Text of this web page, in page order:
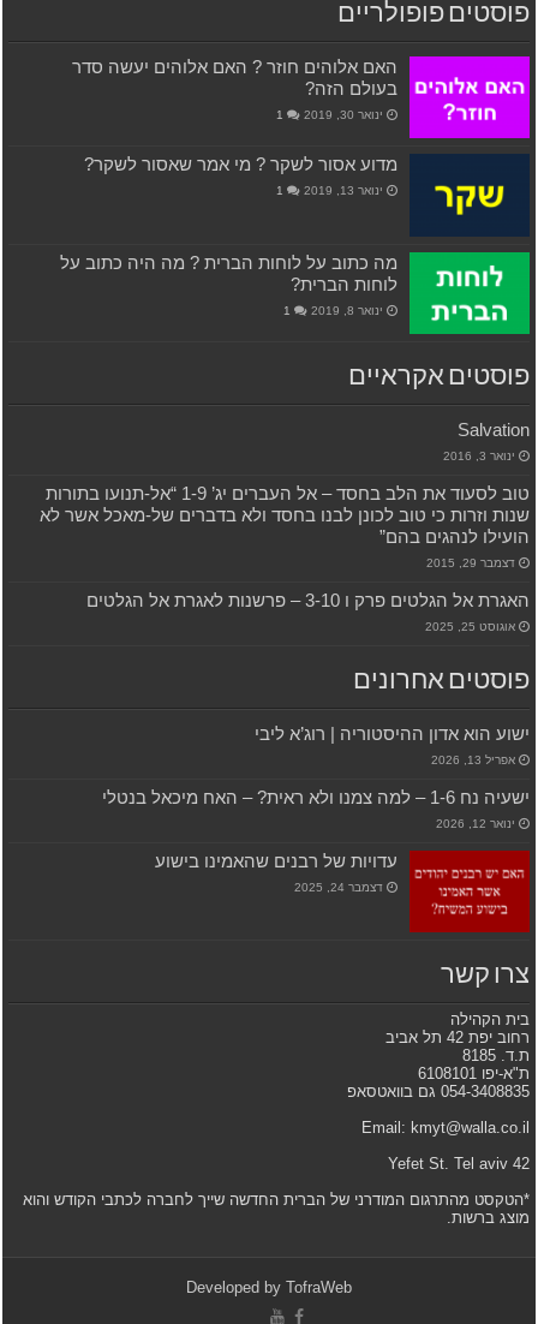
פוסטים פופולריים
האם אלוהים חוזר ? האם אלוהים יעשה סדר
בעולם הזה?
ינואר 30, 2019 1
מדוע אסור לשקר ? מי אמר שאסור לשקר?
ינואר 13, 2019 1
מה כתוב על לוחות הברית ? מה היה כתוב על
לוחות הברית?
ינואר 8, 2019 1
פוסטים אקראיים
Salvation
ינואר 3, 2016
טוב לסעוד את הלב בחסד – אל העברים יג’ 1-9 “אל-תנועו בתורות
שנות וזרות כי טוב לכונן לבנו בחסד ולא בדברים של-מאכל אשר לא
הועילו לנהגים בהם”
דצמבר 29, 2015
האגרת אל הגלטים פרק ו 3-10 – פרשנות לאגרת אל הגלטים
אוגוסט 25, 2025
פוסטים אחרונים
ישוע הוא אדון ההיסטוריה | רוג’א ליבי
אפריל 13, 2026
ישעיה נח 1-6 – למה צמנו ולא ראית? – האח מיכאל בנטלי
ינואר 12, 2026
עדויות של רבנים שהאמינו בישוע
דצמבר 24, 2025
צרו קשר
בית הקהילה
רחוב יפת 42 תל אביב
ת.ד. 8185
ת"א-יפו 6108101
054-3408835 גם בוואטסאפ
Email: kmyt@walla.co.il
42 Yefet St. Tel aviv
*הטקסט מהתרגום המודרני של הברית החדשה שייך לחברה לכתבי הקודש והוא
מוצג ברשות.
Developed by TofraWeb